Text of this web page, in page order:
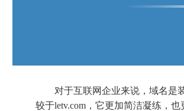
对于互联网企业来说，域名是
较于letv.com，它更加简洁凝练，